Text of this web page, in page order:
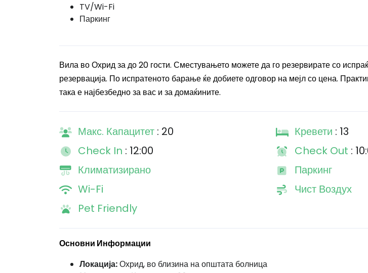
TV/Wi-Fi
Паркинг
Вила во Охрид за до 20 гости. Сместувањето можете да го резервирате со
резервација. По испратеното барање ќе добиете одговор на мејл со цена.
така е најбезбедно за вас и за домаќините.
Макс. Капацитет : 20 Кревети : 13
Check In : 12:00 Check Out :
Климатизирано
Паркинг
Wi-Fi
Чист Воздух
Pet Friendly
Основни Информации
Локација:Охрид, во близина на општата болница